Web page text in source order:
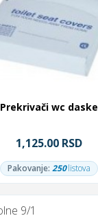
Prekrivači wc daske
1,125.00 RSD
Pakovanje: 250 listova